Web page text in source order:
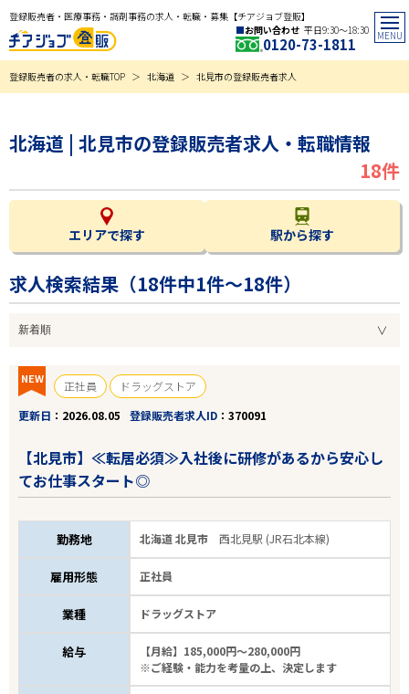
登録販売者・医療事務・調剤事務の求人・転職・募集【チアジョブ登販】
お問い合わせ 平日9:30〜18:30
0120-73-1811
登録販売者の求人・転職TOP 北海道 北見市の登録販売者求人
北海道 | 北見市の登録販売者求人・転職情報
18件
エリアで探す 駅から探す
求人検索結果（18件中1件～18件）
NEW 正社員
ドラッグストア
更新日
2026.08.05 登録販売者求人ID 370091
【北見市】≪転居必須≫入社後に研修があるから安心し
てお仕事スタート◎
勤務地 北海道 北見市西北見駅 (JR石北本線)
雇用形態 正社員
業種 ドラッグストア
給与
【月給】185,000円～280,000円
※ご経験・能力を考量の上、決定します